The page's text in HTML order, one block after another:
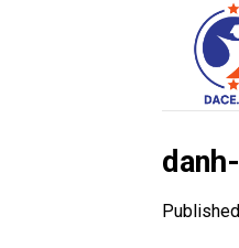
Published